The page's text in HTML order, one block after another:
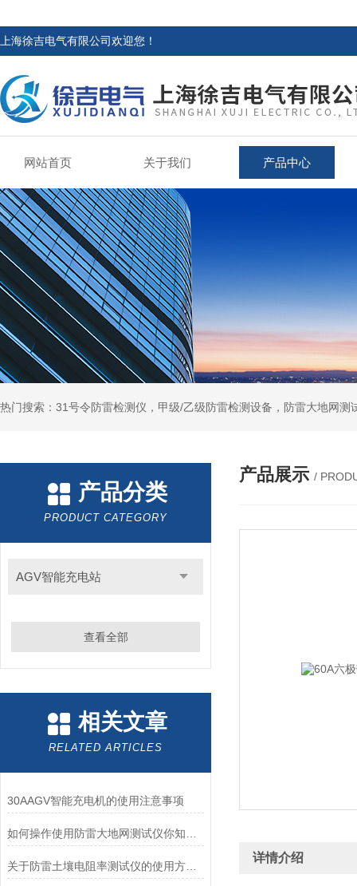
上海徐吉电气有限公司欢迎您！
网站首页 关于我们 产品中心
热门搜索：31号令防雷检测仪，甲级/乙级防雷检测设备，防雷大地网
产品分类
PRODUCT CATEGORY
AGV智能充电站
查看全部
相关文章
RELATED ARTICLES
30AAGV智能充电机的使用注意事项
关于防雷土壤电阻率测试仪的使用方法了解一下吧
产品展示 /
详情介绍